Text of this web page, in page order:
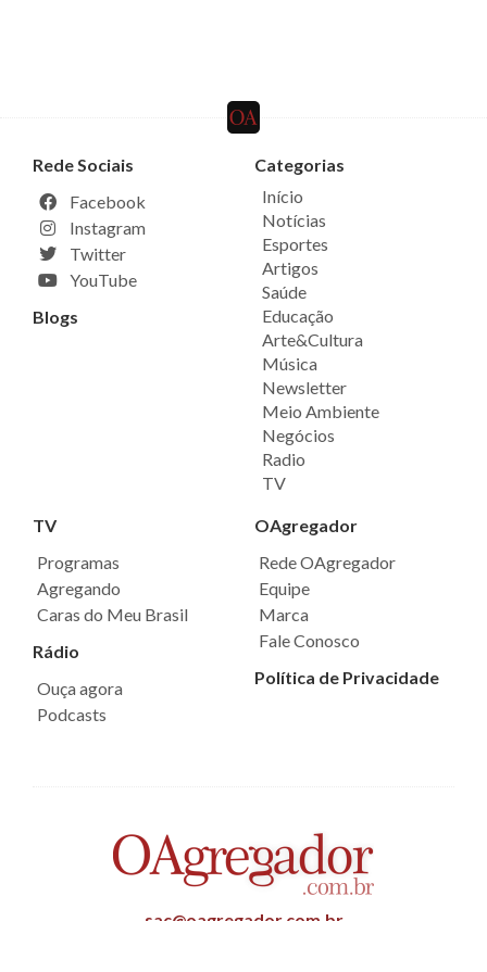
Rede Sociais
Facebook
Instagram
Twitter
YouTube
Blogs
Categorias
Início
Notícias
Esportes
Artigos
Saúde
Educação
Arte&Cultura
Música
Newsletter
Meio Ambiente
Negócios
Radio
TV
TV
Programas
Agregando
Caras do Meu Brasil
Rádio
Ouça agora
Podcasts
OAgregador
Rede OAgregador
Equipe
Marca
Fale Conosco
Política de Privacidade
sac@oagregador.com.br